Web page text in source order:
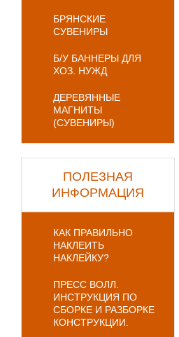
БРЯНСКИЕ
СУВЕНИРЫ
Б/У БАННЕРЫ ДЛЯ
ХОЗ. НУЖД
ДЕРЕВЯННЫЕ
МАГНИТЫ
(СУВЕНИРЫ)
ПОЛЕЗНАЯ
ИНФОРМАЦИЯ
КАК ПРАВИЛЬНО
НАКЛЕИТЬ
НАКЛЕЙКУ?
ПРЕСС ВОЛЛ.
ИНСТРУКЦИЯ ПО
СБОРКЕ И РАЗБОРКЕ
КОНСТРУКЦИИ.